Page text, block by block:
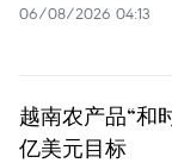
06/08/2026 04:13
越南农产品“和
亿美元目标